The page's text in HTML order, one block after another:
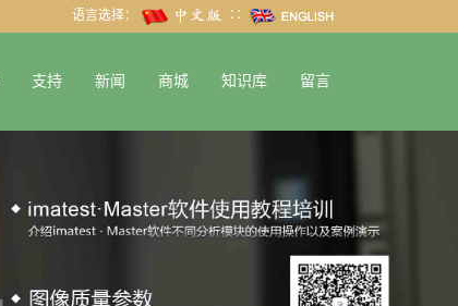
语言选择： ∷
支持 新闻 商城 知识库 留言